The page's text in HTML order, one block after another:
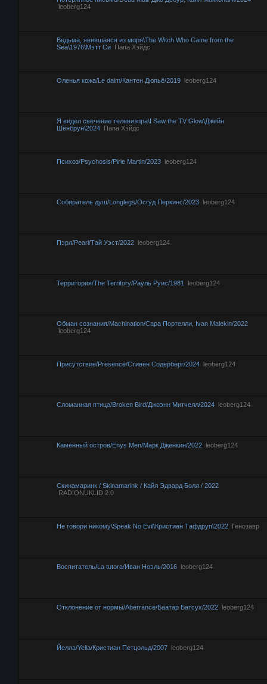
leoberg124
Ведьма, явившаяся из моря\The Witch Who Came from the
Sea\1976\Мэтт Си Папа Хэйдс
Оленья кожа/Le daim/Кантен Дюпьё/2019 leoberg124
Я видел свечение телевизора\I Saw the TV Glow\Джейн
Шёнбрун\2024 Папа Хэйдс
Психоз/Psychosis/Pirie Martin/2023 leoberg124
Собиратель душ/Longlegs/Осгуд Перкинс/2023 leoberg124
Пэрл/Pearl/Тай Уэст/2022 leoberg124
Территория/The Territory/Рауль Руис/1981 leoberg124
Обман сознания/Machination/Сара Портелли, Ivan Malekin/2022
leoberg124
Присутствие/Presence/Стивен Содерберг/2024 leoberg124
Сломанная птица/Broken Bird/Джоэнн Митчелл/2024 leoberg124
Каменный остров/Enys Men/Марк Дженкин/2022 leoberg124
Скинамаринк / Skinamarink / Кайл Эдвард Болл / 2022
RADIONUKLID 2.0
Не говори никому\Speak No Evil\Кристиан Тафдруп\2022 Генозавр
Воспитатель/La tutora/Иван Ноэль/2016 leoberg124
Отклонение от нормы/Aberrance/Баатар Батсух/2022 leoberg124
Йелла/Yella/Кристиан Петцольд/2007 leoberg124